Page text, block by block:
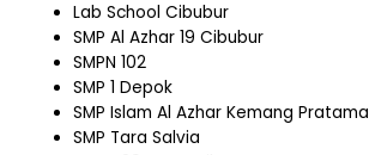
Lab School Cibubur
SMP Al Azhar 19 Cibubur
SMPN 102
SMP 1 Depok
SMP Islam Al Azhar Kemang Pratama
SMP Tara Salvia